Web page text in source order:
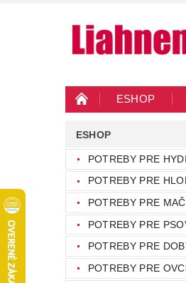
ESHOP
ESHOP
POTREBY PRE
POTREBY PRE
POTREBY PRE
POTREBY PRE
POTREBY PRE
POTREBY PRE